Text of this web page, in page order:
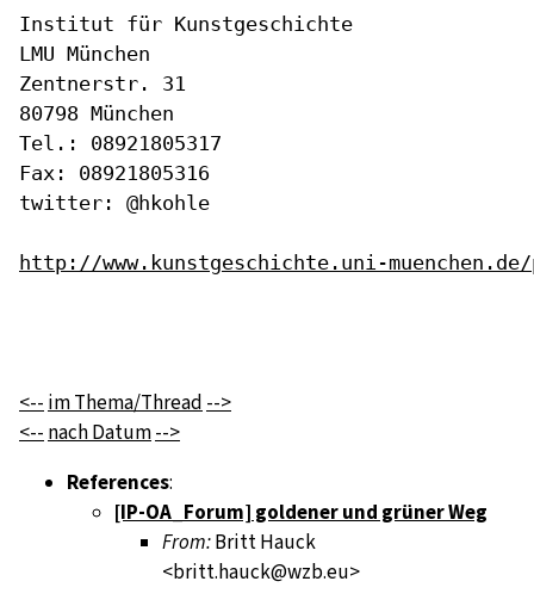
Institut für Kunstgeschichte
LMU München
Zentnerstr. 31
80798 München
Tel.: 08921805317
Fax: 08921805316
twitter: @hkohle
http://www.kunstgeschichte.uni-
<-- im Thema/Thread -->
<-- nach Datum-->
References:
[IP-OA_Forum] goldener und grüner Weg
From:Britt Hauck
<britt.hauck@wzb.eu>